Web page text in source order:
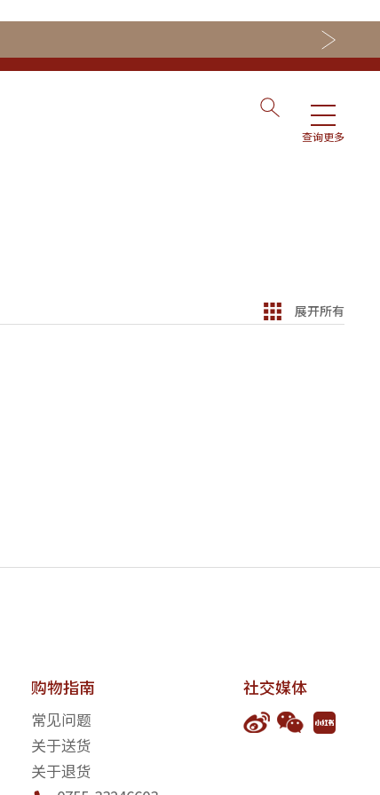
查询更多
展开所有
社交媒体
购物指南
常见问题
关于送货
关于退货